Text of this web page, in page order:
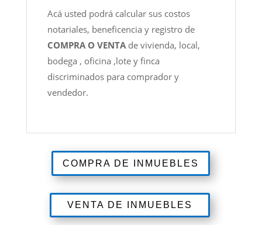
Acá usted podrá calcular sus costos
notariales, beneficencia y registro de
COMPRA O VENTA de vivienda, local,
bodega , oficina ,lote y finca
discriminados para comprador y
vendedor.
COMPRA DE INMUEBLES
VENTA DE INMUEBLES